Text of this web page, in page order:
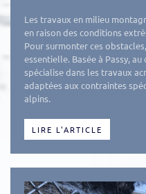
Les travaux en milieu
en raison des conditions
Pour surmonter ces
essentielle. Basée à Passy,
spécialise dans les travaux
adaptées aux contraintes
alpins.
LIRE L'ARTICLE